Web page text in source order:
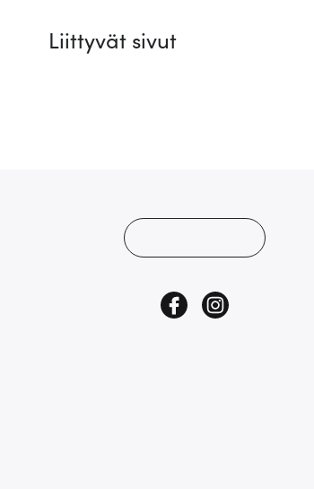
Liittyvät sivut